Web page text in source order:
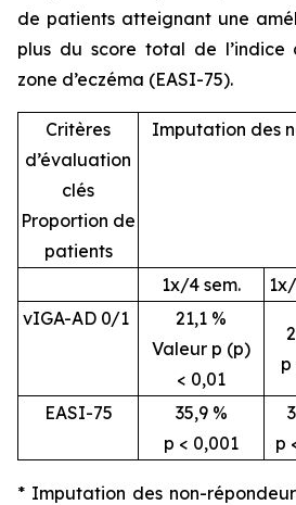
de patients atteignant une
plus du score total de
zone d’eczéma (EASI-75).
Critères
d’évaluation
clés
Proportion de
patients
Imputation des
1x/4 sem.
vIGA-AD 0/1
21,1 %
Valeur p (p)
< 0,01
p
EASI-75
35,9 %
p < 0,001
p
* Imputation des non-